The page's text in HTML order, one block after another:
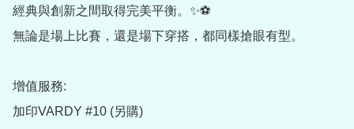
經典與創新之間取得完美平衡。✨⚽
無論是場上比賽，還是場下穿搭，都同樣搶眼有型。
增值服務:
加印VARDY #10 (另購)